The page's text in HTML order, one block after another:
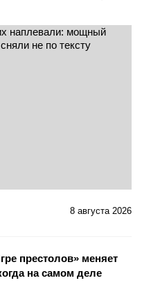
8 августа 2026
престолов» меняет
на самом деле